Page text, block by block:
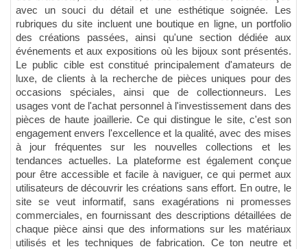
avec un souci du détail et une esthétique soignée. Les
rubriques du site incluent une boutique en ligne, un portfolio
des créations passées, ainsi qu'une section dédiée aux
événements et aux expositions où les bijoux sont présentés.
Le public cible est constitué principalement d'amateurs de
luxe, de clients à la recherche de pièces uniques pour des
occasions spéciales, ainsi que de collectionneurs. Les
usages vont de l'achat personnel à l'investissement dans des
pièces de haute joaillerie. Ce qui distingue le site, c'est son
engagement envers l'excellence et la qualité, avec des mises
à jour fréquentes sur les nouvelles collections et les
tendances actuelles. La plateforme est également conçue
pour être accessible et facile à naviguer, ce qui permet aux
utilisateurs de découvrir les créations sans effort. En outre, le
site se veut informatif, sans exagérations ni promesses
commerciales, en fournissant des descriptions détaillées de
chaque pièce ainsi que des informations sur les matériaux
utilisés et les techniques de fabrication. Ce ton neutre et